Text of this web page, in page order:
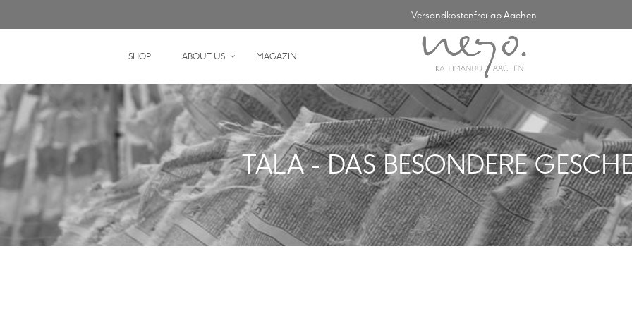
Versandkostenfrei ab Aachen
SHOP ABOUT US MAGAZIN
TALA - DAS BESONDERE